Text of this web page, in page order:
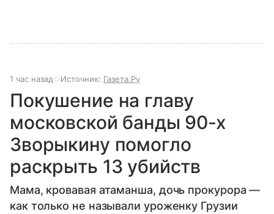
1 час назад Источник: Газета.Ру
Покушение на главу
московской банды 90-х
Зворыкину помогло
раскрыть 13 убийств
Мама, кровавая атаманша, дочь прокурора —
как только не называли уроженку Грузии